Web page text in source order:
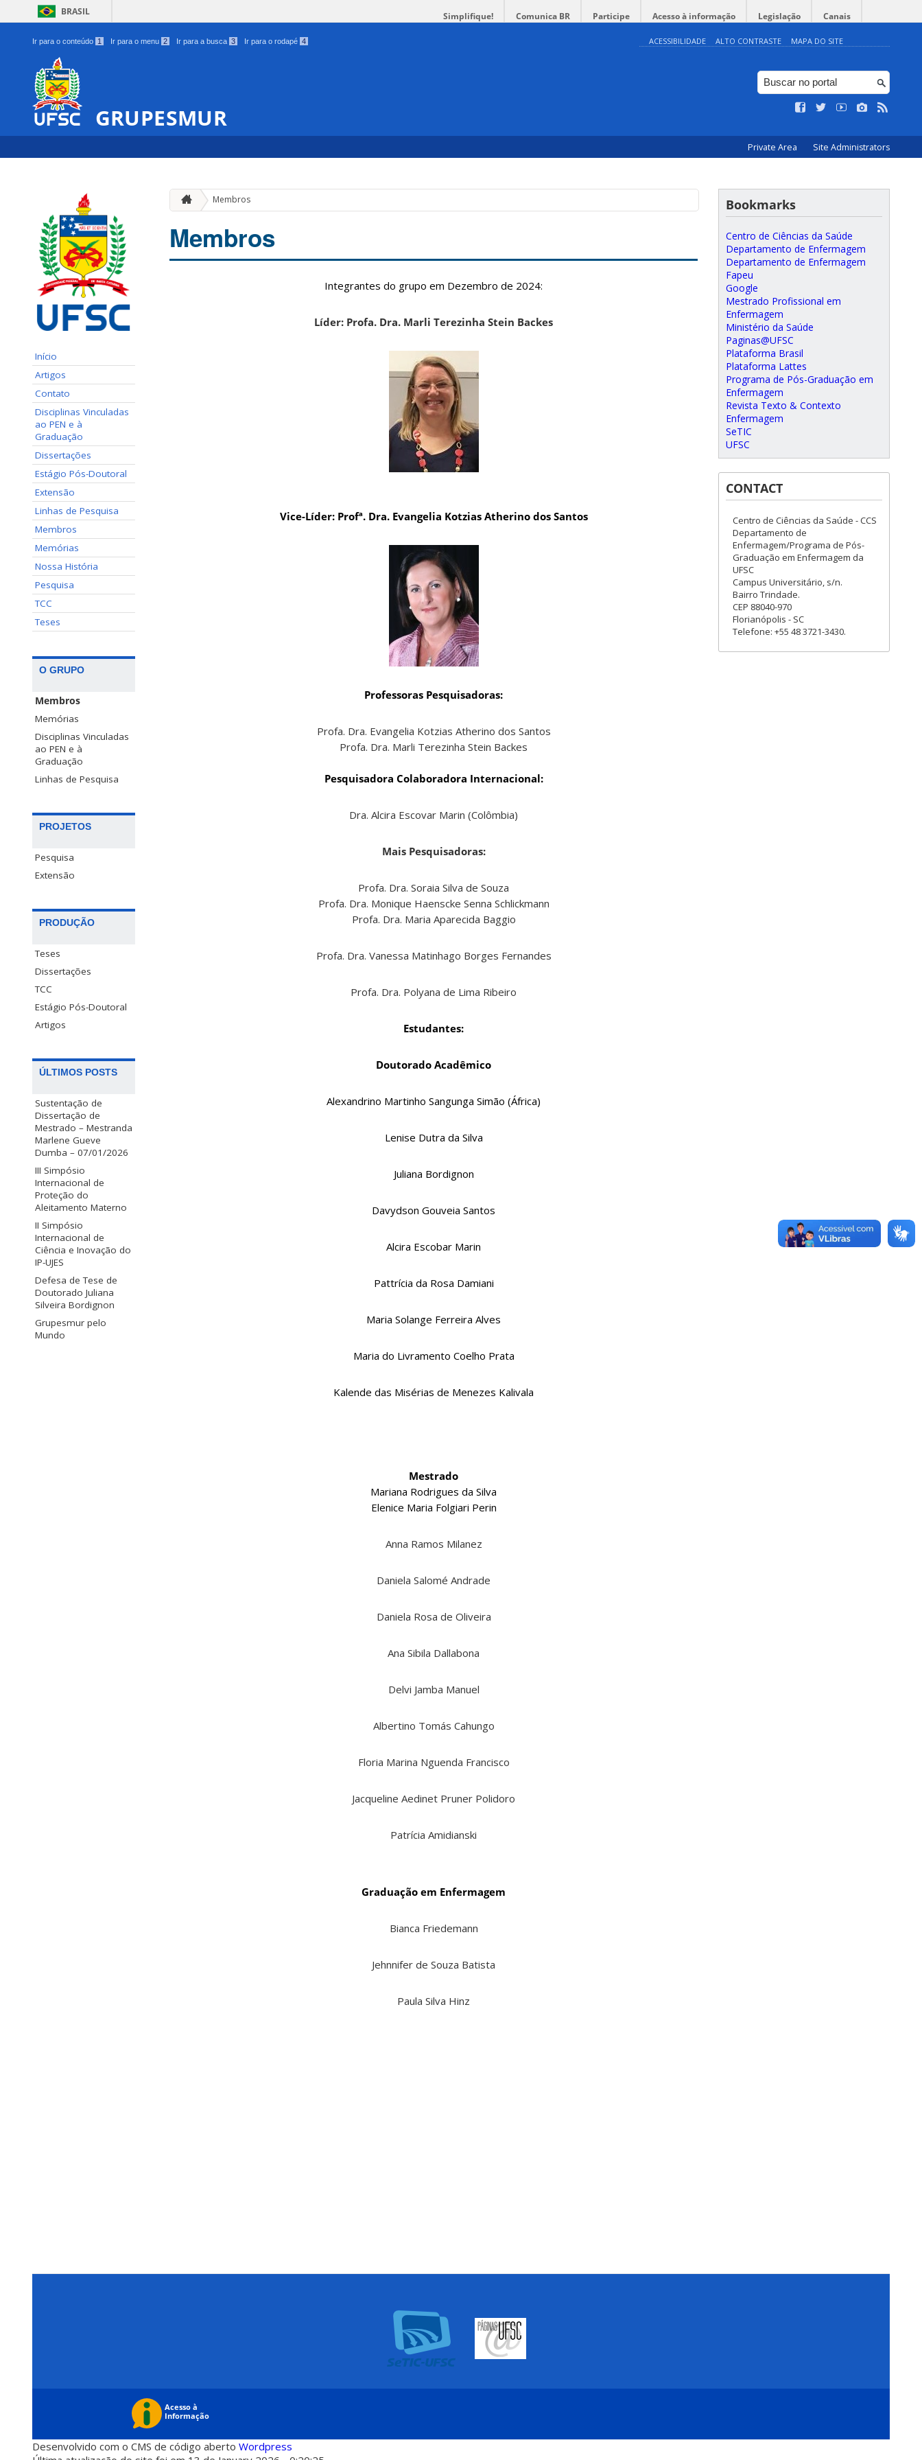
BRASIL Simplifique! Comunica BR Participe Acesso à informação Legislação Canais
Ir para o conteúdo 1 Ir para o menu 2 Ir para a busca 3 Ir para o rodapé 4 ACESSIBILIDADE ALTO CONTRASTE MAPA DO SITE
GRUPESMUR
Private Area Site Administrators
Início
Artigos
Contato
Disciplinas Vinculadas
ao PEN e à
Graduação
Dissertações
Estágio Pós-Doutoral
Extensão
Linhas de Pesquisa
Membros
Memórias
Nossa História
Pesquisa
TCC
Teses
O GRUPO
Membros
Memórias
Disciplinas Vinculadas
ao PEN e à
Graduação
Linhas de Pesquisa
PROJETOS
Pesquisa
Extensão
PRODUÇÃO
Teses
Dissertações
TCC
Estágio Pós-Doutoral
Artigos
ÚLTIMOS POSTS
Sustentação de
Dissertação de
Mestrado – Mestranda
Marlene Gueve
Dumba – 07/01/2026
III Simpósio
Internacional de
Proteção do
Aleitamento Materno
II Simpósio
Internacional de
Ciência e Inovação do
IP-UJES
Defesa de Tese de
Doutorado Juliana
Silveira Bordignon
Grupesmur pelo
Mundo
Membros
Membros
Integrantes do grupo em Dezembro de 2024:
Líder: Profa. Dra. Marli Terezinha Stein Backes
Vice-Líder: Profª. Dra. Evangelia Kotzias Atherino dos Santos
Professoras Pesquisadoras:
Profa. Dra. Evangelia Kotzias Atherino dos Santos
Profa. Dra. Marli Terezinha Stein Backes
Pesquisadora Colaboradora Internacional:
Dra. Alcira Escovar Marin (Colômbia)
Mais Pesquisadoras:
Profa. Dra. Soraia Silva de Souza
Profa. Dra. Monique Haenscke Senna Schlickmann
Profa. Dra. Maria Aparecida Baggio
Profa. Dra. Vanessa Matinhago Borges Fernandes
Profa. Dra. Polyana de Lima Ribeiro
Estudantes:
Doutorado Acadêmico
Alexandrino Martinho Sangunga Simão (África)
Lenise Dutra da Silva
Juliana Bordignon
Davydson Gouveia Santos
Alcira Escobar Marin
Pattrícia da Rosa Damiani
Maria Solange Ferreira Alves
Maria do Livramento Coelho Prata
Kalende das Misérias de Menezes Kalivala
Mestrado
Mariana Rodrigues da Silva
Elenice Maria Folgiari Perin
Anna Ramos Milanez
Daniela Salomé Andrade
Daniela Rosa de Oliveira
Ana Sibila Dallabona
Delvi Jamba Manuel
Albertino Tomás Cahungo
Floria Marina Nguenda Francisco
Jacqueline Aedinet Pruner Polidoro
Patrícia Amidianski
Graduação em Enfermagem
Bianca Friedemann
Jehnnifer de Souza Batista
Paula Silva Hinz
Bookmarks
Centro de Ciências da Saúde
Departamento de Enfermagem
Departamento de Enfermagem
Fapeu
Google
Mestrado Profissional em
Enfermagem
Ministério da Saúde
Paginas@UFSC
Plataforma Brasil
Plataforma Lattes
Programa de Pós-Graduação em
Enfermagem
Revista Texto & Contexto
Enfermagem
SeTIC
UFSC
CONTACT
Centro de Ciências da Saúde - CCS
Departamento de
Enfermagem/Programa de Pós-
Graduação em Enfermagem da
UFSC
Campus Universitário, s/n.
Bairro Trindade.
CEP 88040-970
Florianópolis - SC
Telefone: +55 48 3721-3430.
Desenvolvido com o CMS de código aberto Wordpress